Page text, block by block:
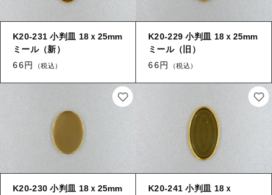
K20-231 小判皿 18ｘ25mm
ミール（新）
66円
（税込）
K20-229 小判皿 18ｘ25mm
ミール（旧）
66円
（税込）
K20-230 小判皿 18ｘ25mm
K20-241 小判皿 18ｘ